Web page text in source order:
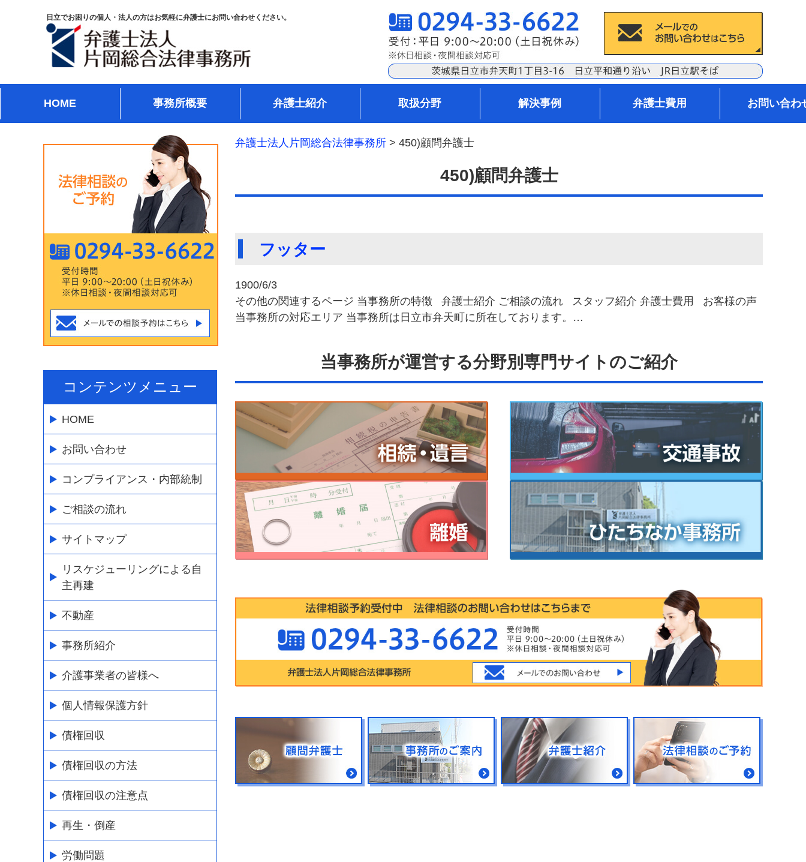
日立でお困りの個人・法人の方はお気軽に弁護士にお問い合わせください。
HOME 事務所概要 弁護士紹介 取扱分野 解決事例 弁護士費用 お問い合わ
弁護士法人片岡総合法律事務所 > 450)顧問弁護士
450)顧問弁護士
フッター
1900/6/3
その他の関連するページ 当事務所の特徴 弁護士紹介 ご相談の流れ スタッフ紹介 弁護士費用 お客様の声
当事務所の対応エリア 当事務所は日立市弁天町に所在しております。…
当事務所が運営する分野別専門サイトのご紹介
コンテンツメニュー
HOME
お問い合わせ
コンプライアンス・内部統制
ご相談の流れ
サイトマップ
リスケジューリングによる自
主再建
不動産
事務所紹介
介護事業者の皆様へ
個人情報保護方針
債権回収
債権回収の方法
債権回収の注意点
再生・倒産
労働問題